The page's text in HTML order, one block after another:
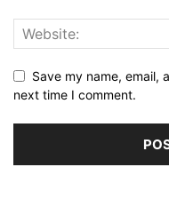
Save my name, email,
next time I comment.